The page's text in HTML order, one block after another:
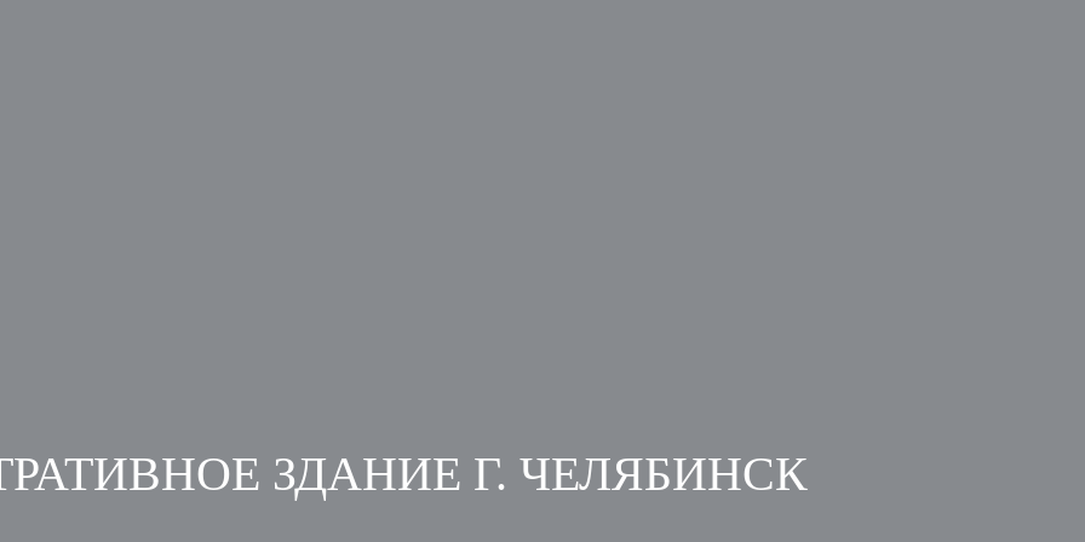
ЗДАНИЕ Г. ЧЕЛЯБИНСК